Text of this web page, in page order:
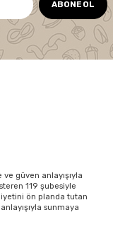
ABONE OL
güven anlayışıyla
119 şubesiyle
ön planda tutan
sunmaya